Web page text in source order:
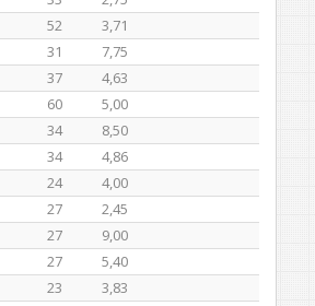
52
3,71
31
7,75
37
4,63
60
5,00
34
8,50
34
4,86
24
4,00
27
2,45
27
9,00
27
5,40
23
3,83